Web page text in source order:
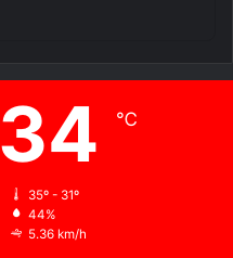
34 ℃
35º - 31º
44%
5.36 km/h